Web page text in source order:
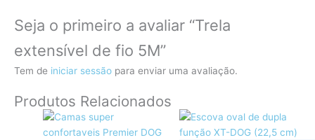
Seja o primeiro a avaliar “Trela
extensível de fio 5M”
Tem de iniciar sessão para enviar uma avaliação.
Produtos Relacionados
This
product